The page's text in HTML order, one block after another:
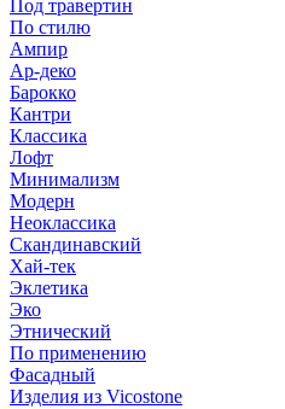
Под травертин
По стилю
Ампир
Ар-деко
Барокко
Кантри
Классика
Лофт
Минимализм
Модерн
Неоклассика
Скандинавский
Хай-тек
Эклетика
Эко
Этнический
По применению
Фасадный
Изделия из Vicostone